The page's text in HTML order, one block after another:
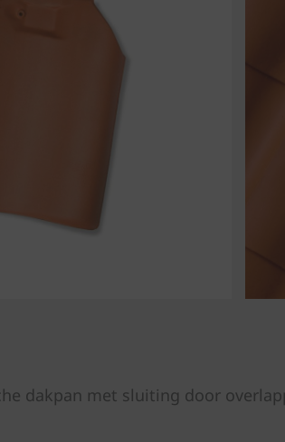
dakpan met sluiting door